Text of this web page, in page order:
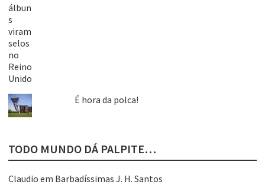
É hora da polca!
TODO MUNDO DÁ PALPITE…
Claudio em Barbadíssimas J. H. Santos